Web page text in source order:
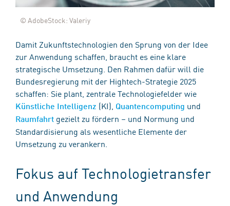
© AdobeStock: Valeriy
Damit Zukunftstechnologien den Sprung von der Idee
zur Anwendung schaffen, braucht es eine klare
strategische Umsetzung. Den Rahmen dafür will die
Bundesregierung mit der Hightech-Strategie 2025
schaffen: Sie plant, zentrale Technologiefelder wie
Künstliche Intelligenz (KI), Quantencomputing und
Raumfahrt gezielt zu fördern – und Normung und
Standardisierung als wesentliche Elemente der
Umsetzung zu verankern.
Fokus auf Technologietransfer
und Anwendung